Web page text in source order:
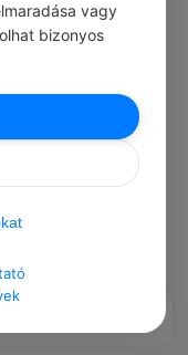
vagy
bizonyos